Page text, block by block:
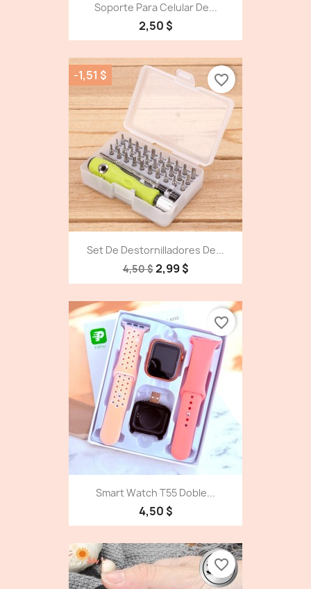
Soporte Para Celular De...
2,50 $
Set De Destornilladores De...
4,50 $2,99 $
-1,51 $ favorite_border
Smart Watch T55 Doble...
4,50 $
favorite_border
favorite_border